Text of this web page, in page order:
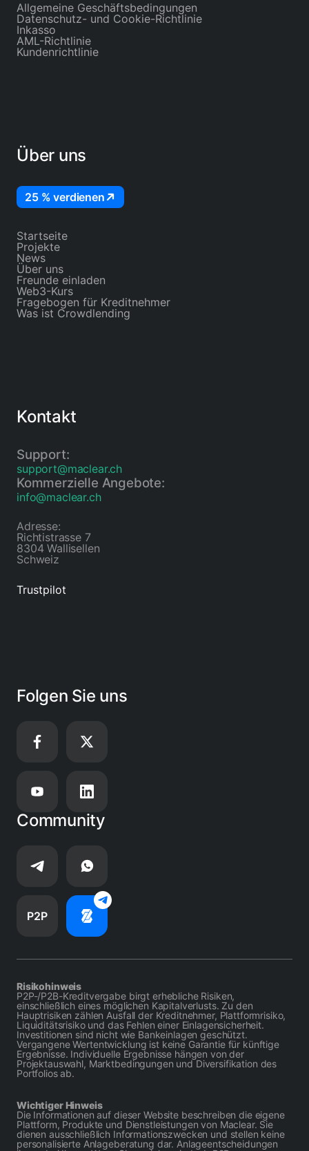
Allgemeine Geschäftsbedingungen
Datenschutz- und Cookie-Richtlinie
Inkasso
AML-Richtlinie
Kundenrichtlinie
Über uns
25 % verdienen
Startseite
Projekte
News
Über uns
Freunde einladen
Web3-Kurs
Fragebogen für Kreditnehmer
Was ist Crowdlending
Kontakt
Support:
support@maclear.ch
Kommerzielle Angebote:
info@maclear.ch
Adresse:
Richtistrasse 7
8304 Wallisellen
Schweiz
Trustpilot
Folgen Sie uns
Community
P2P
Risikohinweis
P2P-/P2B-Kreditvergabe birgt erhebliche Risiken,
einschließlich eines möglichen Kapitalverlusts. Zu den
Hauptrisiken zählen Ausfall der Kreditnehmer, Plattformrisiko,
Liquiditätsrisiko und das Fehlen einer Einlagensicherheit.
Investitionen sind nicht wie Bankeinlagen geschützt.
Vergangene Wertentwicklung ist keine Garantie für künftige
Ergebnisse. Individuelle Ergebnisse hängen von der
Projektauswahl, Marktbedingungen und Diversifikation des
Portfolios ab.
Wichtiger Hinweis
Die Informationen auf dieser Website beschreiben die eigene
Plattform, Produkte und Dienstleistungen von Maclear. Sie
dienen ausschließlich Informationszwecken und stellen keine
personalisierte Anlageberatung dar. Anlageentscheidungen